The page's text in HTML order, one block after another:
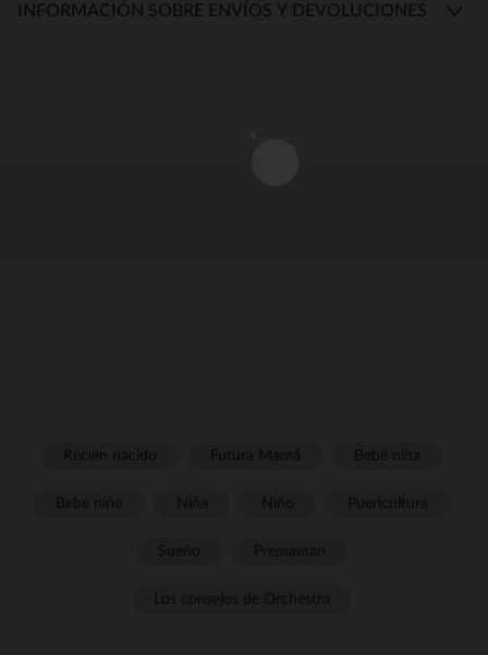
INFORMACIÓN SOBRE ENVÍOS Y DEVOLUCIONES